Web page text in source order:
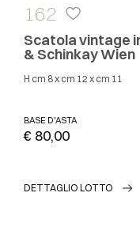
162
Scatola vintage
& Schinkay Wien
h cm 8 x cm 12 x cm 11
BASE D'ASTA
€ 80,00
DETTAGLIO LOTTO